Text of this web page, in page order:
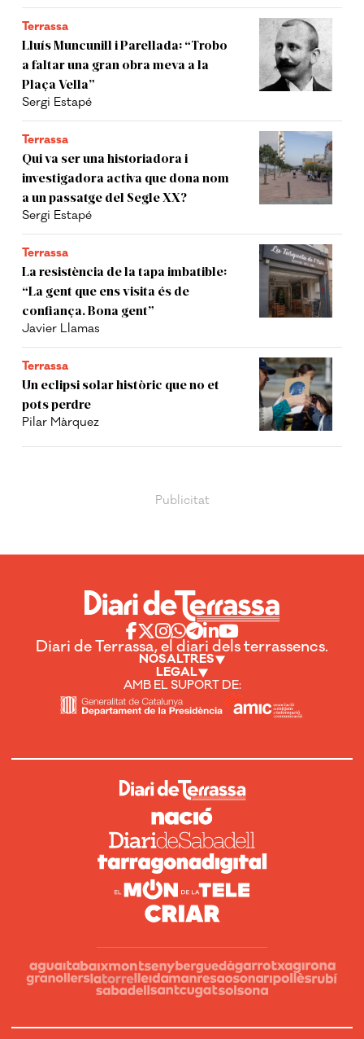
Terrassa
Lluís Muncunill i Parellada: “Trobo
a faltar una gran obra meva a la
Plaça Vella”
Sergi Estapé
Terrassa
Qui va ser una historiadora i
investigadora activa que dona nom
a un passatge del Segle XX?
Sergi Estapé
Terrassa
La resistència de la tapa imbatible:
“La gent que ens visita és de
confiança. Bona gent”
Javier Llamas
Terrassa
Un eclipsi solar històric que no et
pots perdre
Pilar Màrquez
Diari de Terrassa, el diari dels terrassencs.
NOSALTRES
LEGAL
AMB EL SUPORT DE: